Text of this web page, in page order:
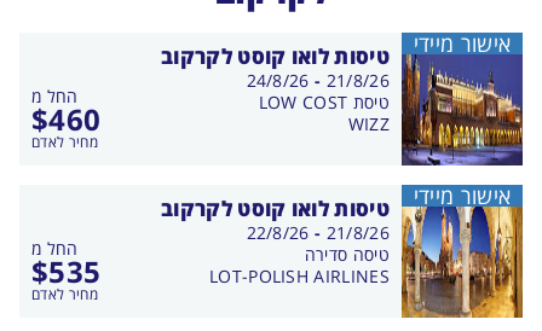
טיסות לואו קוסט לקרקוב
החל מ
$460
מחיר לאדם
בין
התאריכים,
21/8/26
-
24/8/26
טיסת LOW COST
WIZZ
אישור מיידי
טיסות לואו קוסט לקרקוב
החל מ
$535
מחיר לאדם
בין
התאריכים,
21/8/26
-
22/8/26
טיסה סדירה
LOT-POLISH AIRLINES
אישור מיידי